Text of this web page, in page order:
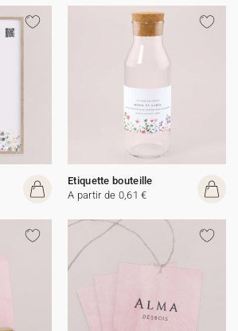
Etiquette bouteille
A partir de 0,61 €